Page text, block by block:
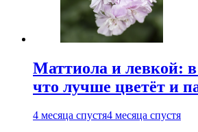
Маттиола и левкой:
что лучше цветёт и
4 месяца спустя4 месяца спустя